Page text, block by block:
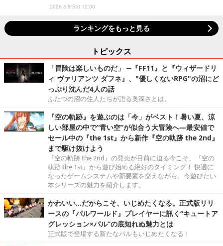
2026.8.8 Sat 12:00
ランキングをもっと見る
トピックス
「冒険は楽しいものだ」 ─『FF11』と『ウィザードリ
ィ ヴァリアンツ ダフネ』、"優しくないRPG"の沼にど
っぷり沈んだ4人の話
ふたつの沼の住人たちが語る奥深さとは。
『空の軌跡』を遊ぶのは「今」がベスト！暑い夏、涼
しい部屋の中で“青い空”が似合う大冒険へ―最安値で
セール中の『the 1st』から新作『空の軌跡 the 2nd』
まで駆け抜けよう
『空の軌跡 the 2nd』の発売が目前に迫る今こそ、『空の
軌跡 the 1st』から遊び始める絶好のタイミング！ 快適に
なったゲームシステムや新要素を交えながら、今遊びたい
本シリーズの魅力を紹介します。
かわいい…だからこそ、いじめたくなる。正式版リリ
ースの『パルワールド』プレイヤーに訊く“キュートア
グレッション×パル”の底知れぬ魅力とは
正式版で登場する新たなパルもいじめたくなる！